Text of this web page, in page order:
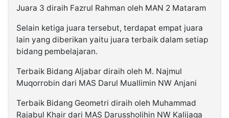
Juara 3 diraih Fazrul Rahman oleh MAN 2 Mataram
Selain ketiga juara tersebut, terdapat empat juara
lain yang diberikan yaitu juara terbaik dalam setiap
bidang pembelajaran.
Terbaik Bidang Aljabar diraih oleh M. Najmul
Muqorrobin dari MAS Darul Muallimin NW Anjani
Terbaik Bidang Geometri diraih oleh Muhammad
Rajabul Khair dari MAS Darussholihin NW Kalijaga